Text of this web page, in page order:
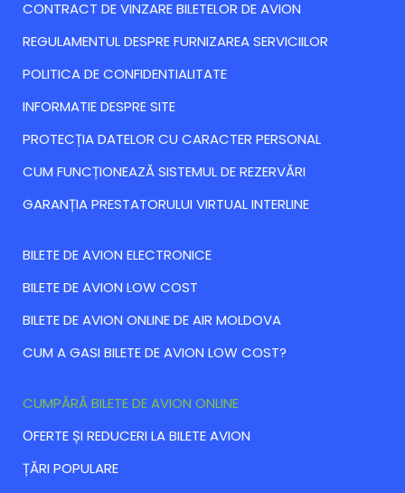
CONTRACT DE VINZARE BILETELOR DE AVION
REGULAMENTUL DESPRE FURNIZAREA SERVICIILOR
POLITICA DE CONFIDENTIALITATE
INFORMATIE DESPRE SITE
PROTECȚIA DATELOR CU CARACTER PERSONAL
CUM FUNCȚIONEAZĂ SISTEMUL DE REZERVĂRI
GARANȚIA PRESTATORULUI VIRTUAL INTERLINE
BILETE DE AVION ELECTRONICE
BILETE DE AVION LOW COST
BILETE DE AVION ONLINE DE AIR MOLDOVA
CUM A GASI BILETE DE AVION LOW COST?
CUMPĂRĂ BILETE DE AVION ONLINE
ОFERTE ȘI REDUCERI LA BILETE AVION
ȚĂRI POPULARE